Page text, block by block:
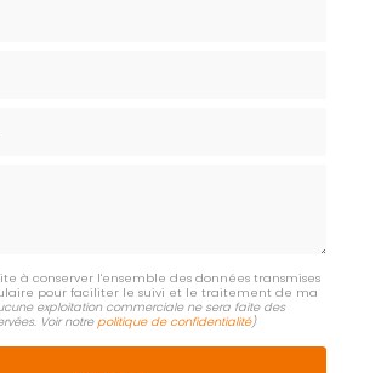
à conserver l'ensemble des données transmises
pour faciliter le suivi et le traitement de ma
exploitation commerciale ne sera faite des
Voir notrepolitique de confidentialité)